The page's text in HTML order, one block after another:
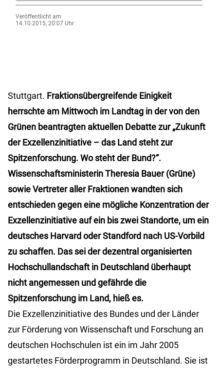
Veröffentlicht am
14.10.2015, 20:07 Uhr
Stuttgart. Fraktionsübergreifende Einigkeit
herrschte am Mittwoch im Landtag in der von den
Grünen beantragten aktuellen Debatte zur „Zukunft
der Exzellenzinitiative – das Land steht zur
Spitzenforschung. Wo steht der Bund?“.
Wissenschaftsministerin Theresia Bauer (Grüne)
sowie Vertreter aller Fraktionen wandten sich
entschieden gegen eine mögliche Konzentration der
Exzellenzinitiative auf ein bis zwei Standorte, um ein
deutsches Harvard oder Standford nach US-Vorbild
zu schaffen. Das sei der dezentral organisierten
Hochschullandschaft in Deutschland überhaupt
nicht angemessen und gefährde die
Spitzenforschung im Land, hieß es.
Die Exzellenzinitiative des Bundes und der Länder
zur Förderung von Wissenschaft und Forschung an
deutschen Hochschulen ist ein im Jahr 2005
gestartetes Förderprogramm in Deutschland. Sie ist